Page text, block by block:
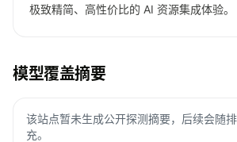
极致精简、高性价比的 AI 资源集成体验。
模型覆盖摘要
该站点暂未生成公开探测摘要，后续会随
充。